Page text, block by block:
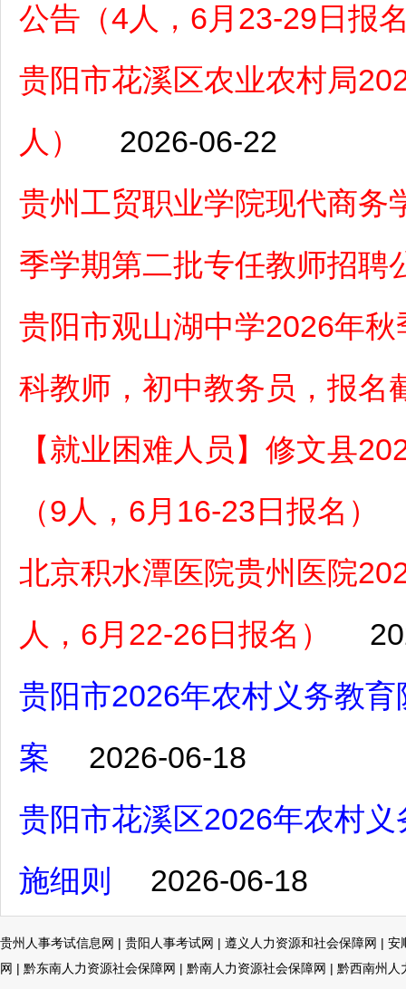
公告（4人，6月23-29日报
贵阳市花溪区农业农村局
人）
2026-06-22
贵州工贸职业学院现代商务
季学期第二批专任教师招聘
贵阳市观山湖中学2026年
科教师，初中教务员，报名
【就业困难人员】修文县
（9人，6月16-23日报名）
北京积水潭医院贵州医院
人，6月22-26日报名）
贵阳市2026年农村义务教
案
2026-06-18
贵阳市花溪区2026年农村
施细则
2026-06-18
贵州人事考试信息网 | 贵阳人事考试网 | 遵义人力资源和社会保障网 | 安
网 | 黔东南人力资源社会保障网 | 黔南人力资源社会保障网 | 黔西南州人